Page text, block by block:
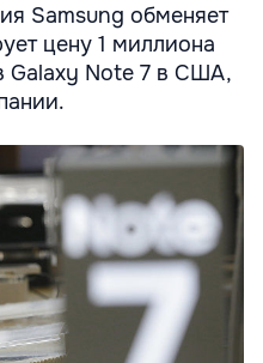
Samsung обменяет
цену 1 миллиона
Galaxy Note 7 в США,